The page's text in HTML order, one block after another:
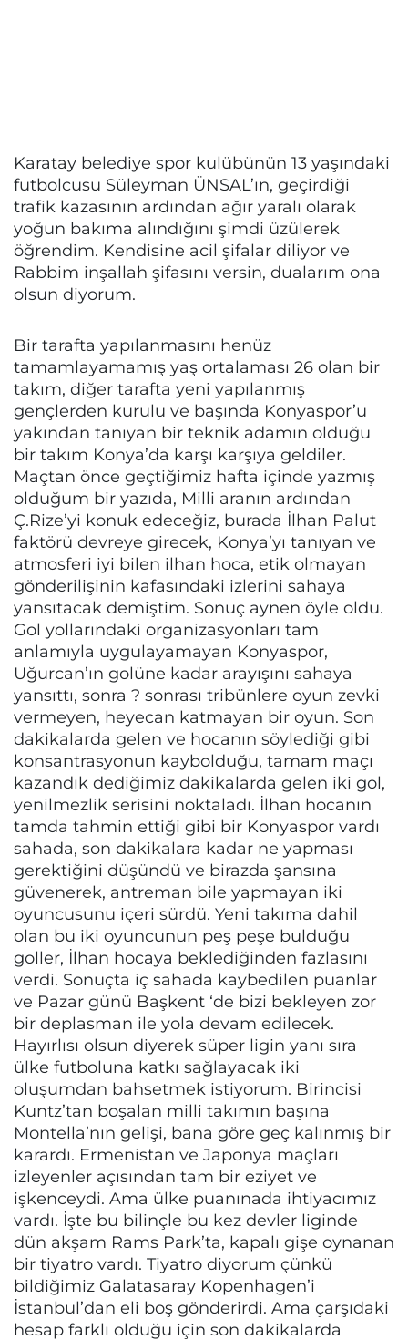
Karatay belediye spor kulübünün 13 yaşındaki
futbolcusu Süleyman ÜNSAL’ın, geçirdiği
trafik kazasının ardından ağır yaralı olarak
yoğun bakıma alındığını şimdi üzülerek
öğrendim. Kendisine acil şifalar diliyor ve
Rabbim inşallah şifasını versin, dualarım ona
olsun diyorum.
Bir tarafta yapılanmasını henüz
tamamlayamamış yaş ortalaması 26 olan bir
takım, diğer tarafta yeni yapılanmış
gençlerden kurulu ve başında Konyaspor’u
yakından tanıyan bir teknik adamın olduğu
bir takım Konya’da karşı karşıya geldiler.
Maçtan önce geçtiğimiz hafta içinde yazmış
olduğum bir yazıda, Milli aranın ardından
Ç.Rize’yi konuk edeceğiz, burada İlhan Palut
faktörü devreye girecek, Konya’yı tanıyan ve
atmosferi iyi bilen ilhan hoca, etik olmayan
gönderilişinin kafasındaki izlerini sahaya
yansıtacak demiştim. Sonuç aynen öyle oldu.
Gol yollarındaki organizasyonları tam
anlamıyla uygulayamayan Konyaspor,
Uğurcan’ın golüne kadar arayışını sahaya
yansıttı, sonra ? sonrası tribünlere oyun zevki
vermeyen, heyecan katmayan bir oyun. Son
dakikalarda gelen ve hocanın söylediği gibi
konsantrasyonun kaybolduğu, tamam maçı
kazandık dediğimiz dakikalarda gelen iki gol,
yenilmezlik serisini noktaladı. İlhan hocanın
tamda tahmin ettiği gibi bir Konyaspor vardı
sahada, son dakikalara kadar ne yapması
gerektiğini düşündü ve birazda şansına
güvenerek, antreman bile yapmayan iki
oyuncusunu içeri sürdü. Yeni takıma dahil
olan bu iki oyuncunun peş peşe bulduğu
goller, İlhan hocaya beklediğinden fazlasını
verdi. Sonuçta iç sahada kaybedilen puanlar
ve Pazar günü Başkent ‘de bizi bekleyen zor
bir deplasman ile yola devam edilecek.
Hayırlısı olsun diyerek süper ligin yanı sıra
ülke futboluna katkı sağlayacak iki
oluşumdan bahsetmek istiyorum. Birincisi
Kuntz’tan boşalan milli takımın başına
Montella’nın gelişi, bana göre geç kalınmış bir
karardı. Ermenistan ve Japonya maçları
izleyenler açısından tam bir eziyet ve
işkenceydi. Ama ülke puanınada ihtiyacımız
vardı. İşte bu bilinçle bu kez devler liginde
dün akşam Rams Park’ta, kapalı gişe oynanan
bir tiyatro vardı. Tiyatro diyorum çünkü
bildiğimiz Galatasaray Kopenhagen’i
İstanbul’dan eli boş gönderirdi. Ama çarşıdaki
hesap farklı olduğu için son dakikalarda